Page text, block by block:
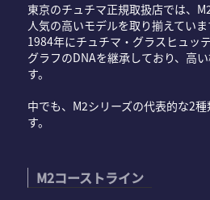
東京のチュチマ正規取扱店では、
人気の高いモデルを取り揃えていま
1984年にチュチマ・グラスヒュッ
グラフのDNAを継承しており、高
す。
中でも、M2シリーズの代表的な2
す。
M2コーストライン